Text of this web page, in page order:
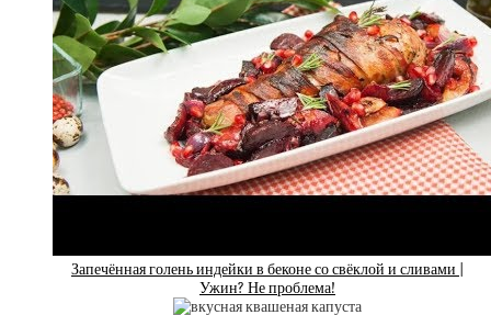
Запечённая голень индейки в беконе со свёклой и сливами |
Ужин? Не проблема!